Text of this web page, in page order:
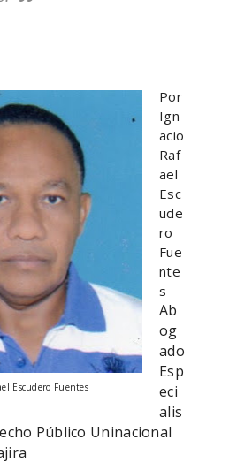
Escudero Fuentes
Por
Ign
acio
Raf
ael
Esc
ude
ro
Fue
nte
s
Ab
og
ado
Esp
eci
alis
Público Uninacional